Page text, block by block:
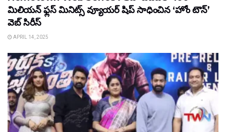
మిలియన్ ఫ్లస్ మినిట్స్ వ్యూయర్ షిప్ సాధించిన ‘హోం టౌన్’
వెబ్ సిరీస్
APRIL 14, 2025